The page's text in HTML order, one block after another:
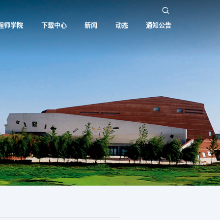
师学院 下载中心 新闻 动态 通知公告